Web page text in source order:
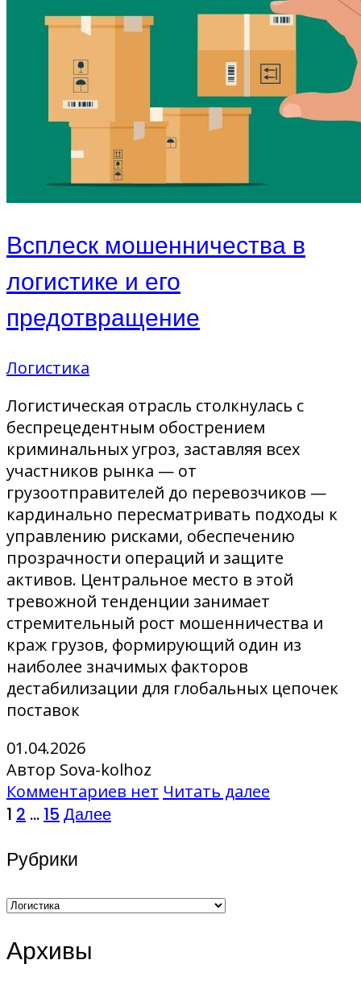
Всплеск мошенничества в
логистике и его
предотвращение
Логистика
Логистическая отрасль столкнулась с
беспрецедентным обострением
криминальных угроз, заставляя всех
участников рынка — от
грузоотправителей до перевозчиков —
кардинально пересматривать подходы к
управлению рисками, обеспечению
прозрачности операций и защите
активов. Центральное место в этой
тревожной тенденции занимает
стремительный рост мошенничества и
краж грузов, формирующий один из
наиболее значимых факторов
дестабилизации для глобальных цепочек
поставок
01.04.2026
Автор Sova-kolhoz
Комментариев нет Читать далее
Пагинация
записей
1 2 … 15 Далее
Рубрики
Рубрики
Архивы